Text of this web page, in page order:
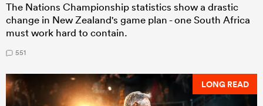
The Nations Championship statistics show a drastic
change in New Zealand's game plan - one South Africa
must work hard to contain.
551
LONG READ